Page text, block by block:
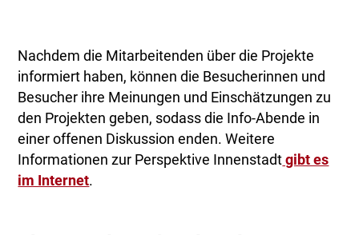
Nachdem die Mitarbeitenden über die Projekte
informiert haben, können die Besucherinnen und
Besucher ihre Meinungen und Einschätzungen zu
den Projekten geben, sodass die Info-Abende in
einer offenen Diskussion enden. Weitere
Informationen zur Perspektive Innenstadt gibt es
im Internet.